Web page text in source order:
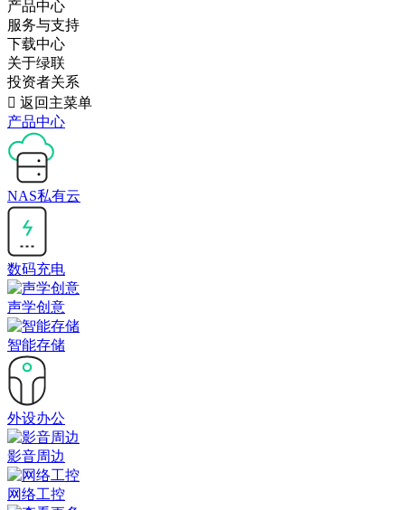
产品中心
服务与支持
下载中心
关于绿联
投资者关系
 返回主菜单
产品中心
NAS私有云
数码充电
声学创意
智能存储
外设办公
影音周边
网络工控